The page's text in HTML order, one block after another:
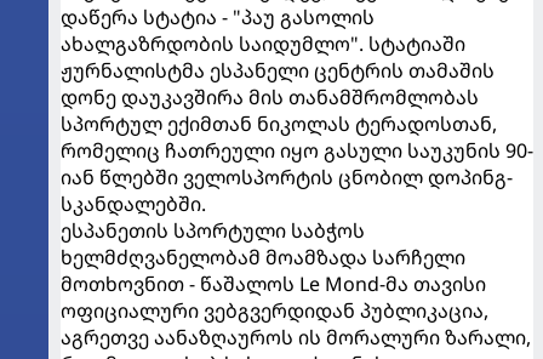
დაწერა სტატია - "პაუ გასოლის
ახალგაზრდობის საიდუმლო". სტატიაში
ჟურნალისტმა ესპანელი ცენტრის თამაშის
დონე დაუკავშირა მის თანამშრომლობას
სპორტულ ექიმთან ნიკოლას ტერადოსთან,
რომელიც ჩათრეული იყო გასული საუკუნის 90-
იან წლებში ველოსპორტის ცნობილ დოპინგ-
სკანდალებში.
ესპანეთის სპორტული საბჭოს
ხელმძღვანელობამ მოამზადა სარჩელი
მოთხოვნით - წაშალოს Le Mond-მა თავისი
ოფიციალური ვებგვერდიდან პუბლიკაცია,
აგრეთვე აანაზღაუროს ის მორალური ზარალი,